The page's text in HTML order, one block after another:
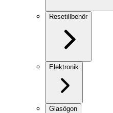
Resetillbehör
Elektronik
Glasögon